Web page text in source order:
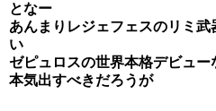
となー
あんまりレジェフェスのリミ
い
ゼピュロスの世界本格デビュ
本気出すべきだろうが